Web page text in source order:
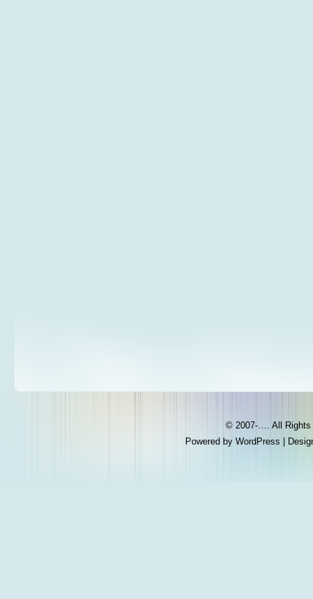
© 2007-…. All
Powered by WordPress |